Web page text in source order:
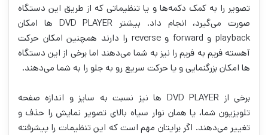
تصویر را به کمک دکمه‌ها و یا تنظیماتی که از طریق این دستگاه
صورت می‌گیرد، انجام داد. بیشتر DVD PLAYER ها امکان
playback و forward و reverse را دارند همچنین امکان حرکت
آهسته فریم به فریم را نیز به شما می‌دهند اما برخی از این دستگاه
ها امکان بزرگنمایی و یا حرکت سریع رو به جلو را به شما می‌دهند.
برخی از DVD PLAYER ها نیز نسبت به سایز و اندازه صفحه
تلویزیون شما، یا همان نوار سیاه بالای تصویر نمایش را حذف و
تغییر می‌دهند. اگر برایتان مهم است که این تنظیمات را پیشرفته